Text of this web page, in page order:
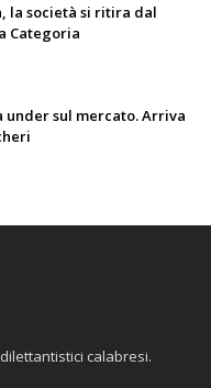
la società si ritira dal
Categoria
sul mercato. Arriva
calabresi.